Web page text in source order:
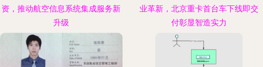
资，推动航空信息系统集成服务新
升级
业革新，北京重卡首台车下线即交
付彰显智造实力